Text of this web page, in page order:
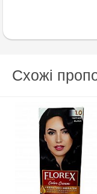
Схожі